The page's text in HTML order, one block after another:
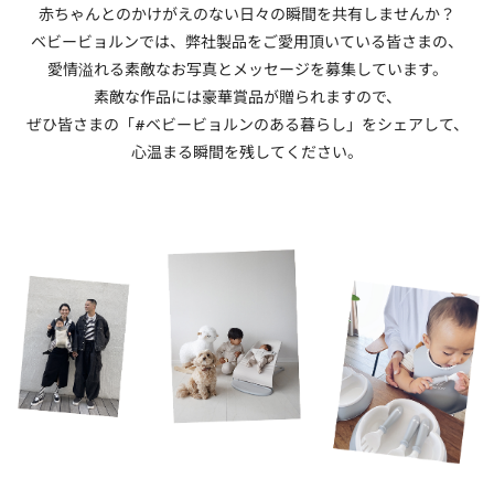
赤ちゃんとのかけがえのない日々の瞬間を共有しませんか？
ベビービョルンでは、弊社製品をご愛用頂いている皆さまの、
愛情溢れる素敵なお写真とメッセージを募集しています。
素敵な作品には豪華賞品が贈られますので、
ぜひ皆さまの「#ベビービョルンのある暮らし」をシェアして、
心温まる瞬間を残してください。